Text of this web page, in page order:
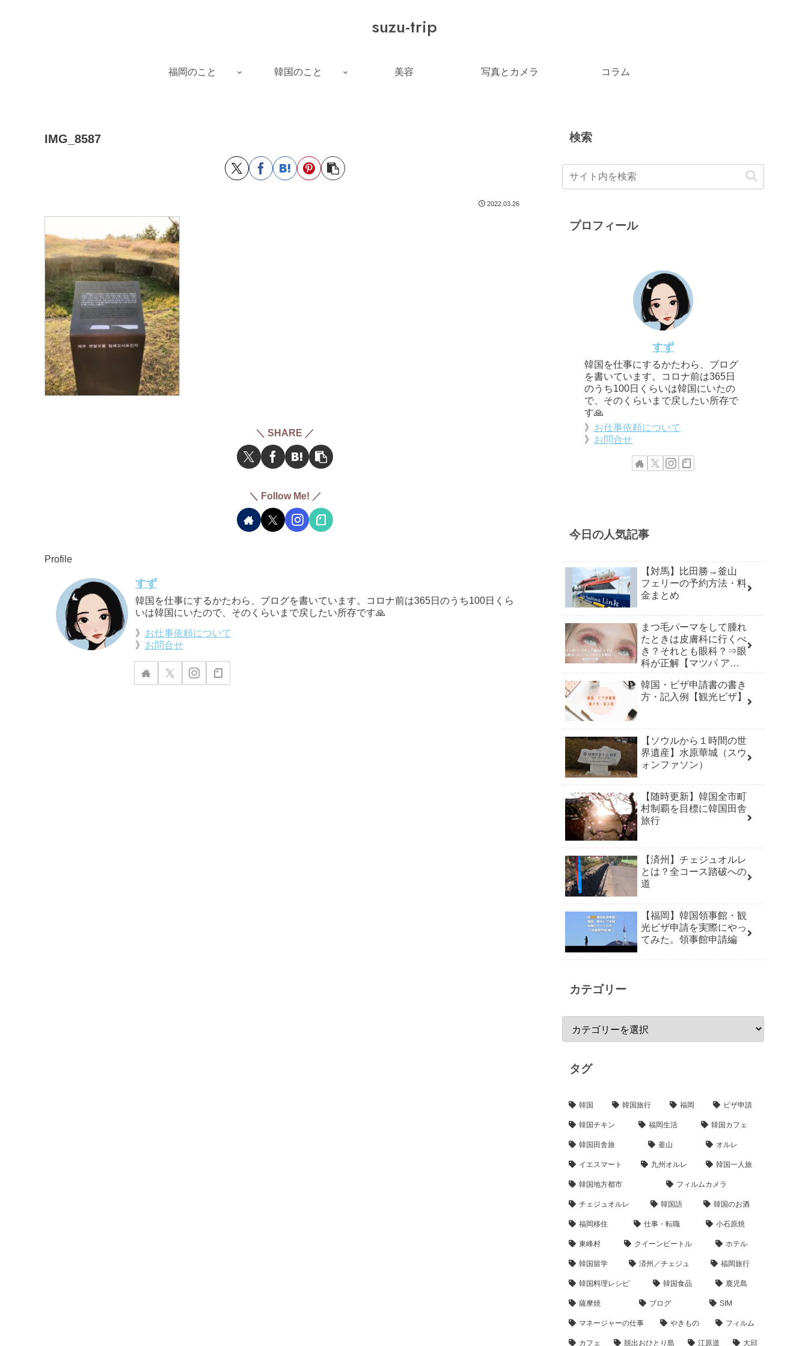
suzu-trip
福岡のこと 韓国のこと 美容 写真とカメラ コラム
IMG_8587
2022.03.26
＼ SHARE ／
＼ Follow Me! ／
Profile
すず
韓国を仕事にするかたわら、ブログを書いています。コロナ前は365日のうち100日くら
いは韓国にいたので、そのくらいまで戻したい所存です🙏
》 お仕事依頼について
》 お問合せ
検索
プロフィール
すず
韓国を仕事にするかたわら、ブログ
を書いています。コロナ前は365日
のうち100日くらいは韓国にいたの
で、そのくらいまで戻したい所存で
す🙏
》 お仕事依頼について
》 お問合せ
今日の人気記事
【対馬】比田勝→釜山
フェリーの予約方法・料
金まとめ
まつ毛パーマをして腫れ
たときは皮膚科に行くべ
き？それとも眼科？⇒眼
科が正解【マツパ アレ
韓国・ビザ申請書の書き
方・記入例【観光ビザ】
【ソウルから１時間の世
界遺産】水原華城（スウ
ォンファソン）
【随時更新】韓国全市町
村制覇を目標に韓国田舎
旅行
【済州】チェジュオルレ
とは？全コース踏破への
道
【福岡】韓国領事館・観
光ビザ申請を実際にやっ
てみた。領事館申請編
カテゴリー
タグ
韓国 韓国旅行 福岡 ビザ申請
韓国チキン 福岡生活 韓国カフェ
韓国田舎旅 釜山 オルレ
イエスマート 九州オルレ 韓国一人旅
韓国地方都市 フィルムカメラ
チェジュオルレ 韓国語 韓国のお酒
福岡移住 仕事・転職 小石原焼
東峰村 クイーンビートル ホテル
韓国留学 済州／チェジュ 福岡旅行
韓国料理レシピ 韓国食品 鹿児島
薩摩焼 ブログ SIM
マネージャーの仕事 やきもの フィルム
カフェ 脱出おひとり島 江原道 大邱